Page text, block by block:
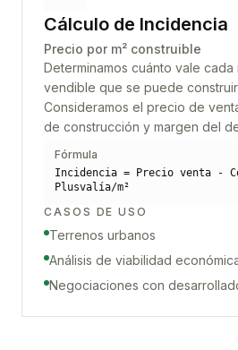
Cálculo de Incidencia
Precio por m² construible
Determinamos cuánto vale
vendible que se puede
Consideramos el precio de
de construcción y margen del
Fórmula
Incidencia = Precio venta -
Plusvalía/m²
CASOS DE USO
Terrenos urbanos
Análisis de viabilidad
Negociaciones con